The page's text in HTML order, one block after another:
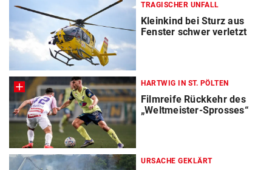
TRAGISCHER UNFALL
Kleinkind bei Sturz aus
Fenster schwer verletzt
HARTWIG IN ST. PÖLTEN
Filmreife Rückkehr des
„Weltmeister-Sprosses“
URSACHE GEKLÄRT